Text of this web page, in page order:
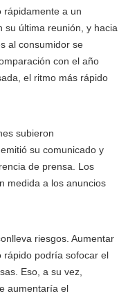
rápidamente a un
su última reunión, y hacia
al consumidor se
con el año
el ritmo más rápido
subieron
su comunicado y
de prensa. Los
medida a los anuncios
riesgos. Aumentar
rápido podría sofocar el
Eso, a su vez,
aumentaría el